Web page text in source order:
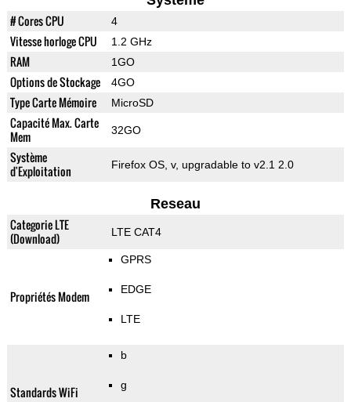
# Cores CPU 4
Vitesse horloge CPU 1.2 GHz
RAM 1GO
Options de Stockage 4GO
Type Carte Mémoire MicroSD
Capacité Max. Carte
Mem
32GO
Système
d'Exploitation
Firefox OS, v, upgradable to v2.1 2.0
Reseau
Categorie LTE
(Download)
LTE CAT4
Propriétés Modem
GPRS
EDGE
LTE
Standards WiFi
b
g